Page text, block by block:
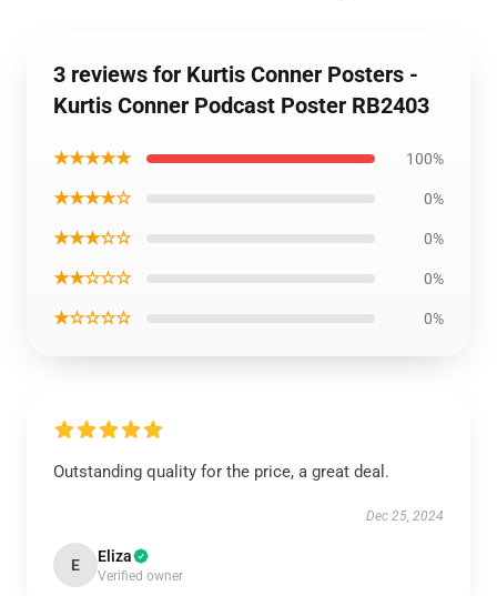
3 reviews for Kurtis Conner Posters -
Kurtis Conner Podcast Poster RB2403
★★★★★ 100%
★★★★☆ 0%
★★★☆☆ 0%
★★☆☆☆ 0%
★☆☆☆☆ 0%
Outstanding quality for the price, a great deal.
Dec 25, 2024
E Eliza
Verified owner